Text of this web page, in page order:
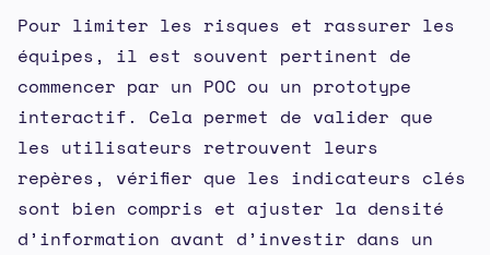
Pour limiter les risques et rassurer les
équipes, il est souvent pertinent de
commencer par un POC ou un prototype
interactif. Cela permet de valider que
les utilisateurs retrouvent leurs
repères, vérifier que les indicateurs clés
sont bien compris et ajuster la densité
d’information avant d’investir dans un